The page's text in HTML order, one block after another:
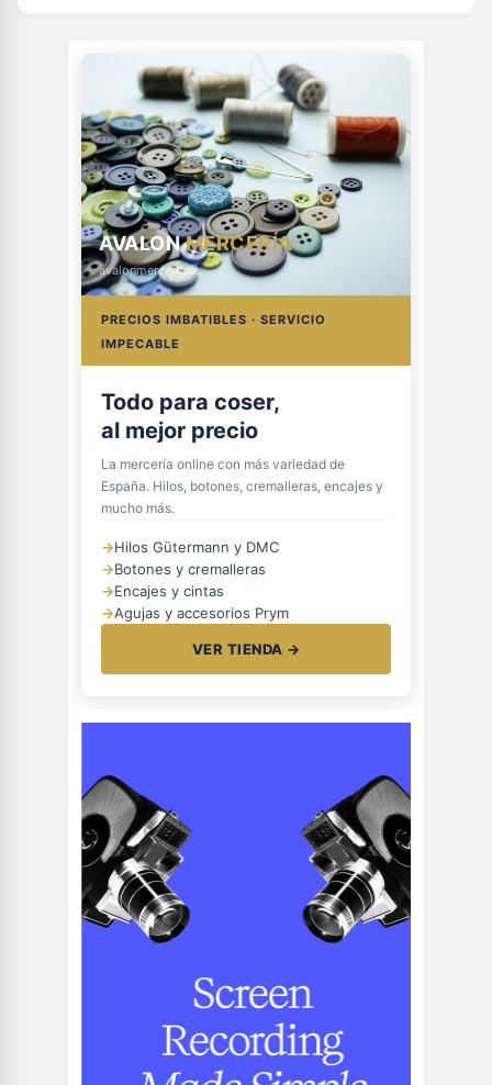
AVALONMERCERÍA
avalonmerceria.es
PRECIOS IMBATIBLES · SERVICIO
IMPECABLE
Todo para coser,
al mejor precio
La mercería online con más variedad de
España. Hilos, botones, cremalleras, encajes y
mucho más.
→Hilos Gütermann y DMC
→Botones y cremalleras
→Encajes y cintas
→Agujas y accesorios Prym
VER TIENDA →